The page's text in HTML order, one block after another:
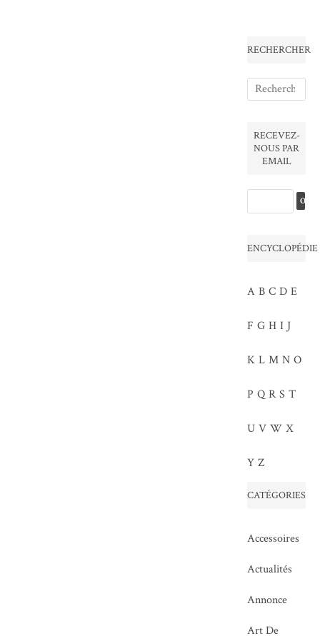
RECHERCHER
RECEVEZ-
NOUS PAR
EMAIL
ENCYCLOPÉDIE
A B C D E
F G H I J
K L M N O
P Q R S T
U V W X
Y Z
CATÉGORIES
Accessoires
Actualités
Annonce
Art De